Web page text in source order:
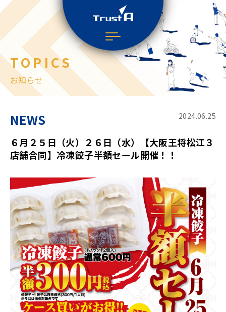
TOPICS
お知らせ
NEWS 2024.06.25
６月２５日（火）２６日（水）【大阪王将松江３
店舗合同】冷凍餃子半額セール開催！！